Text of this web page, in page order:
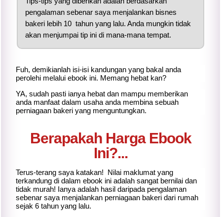
pengalaman sebenar saya menjalankan bisnes
bakeri lebih 10 tahun yang lalu. Anda mungkin tidak
akan menjumpai tip ini di mana-mana tempat.
Fuh, demikianlah isi-isi kandungan yang bakal anda
perolehi melalui ebook ini. Memang hebat kan?
YA, sudah pasti ianya hebat dan mampu memberikan
anda manfaat dalam usaha anda membina sebuah
perniagaan bakeri yang menguntungkan.
Berapakah Harga Ebook
Ini?...
Terus-terang saya katakan! Nilai maklumat yang
terkandung di dalam ebook ini adalah sangat bernilai dan
tidak murah! Ianya adalah hasil daripada pengalaman
sebenar saya menjalankan perniagaan bakeri dari rumah
sejak 6 tahun yang lalu.